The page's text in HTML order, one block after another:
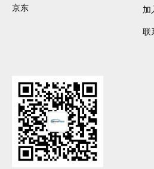
加
联
京东